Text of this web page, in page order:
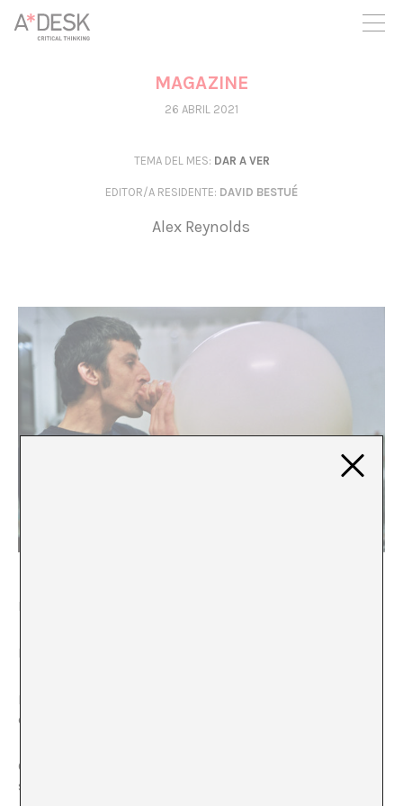
crees también en A*DESK seguimos necesitándote para poder
seguir adelante. Ahora puedes participar del proyecto y
apoyarlo.
MAGAZINE
26 ABRIL 2021
TEMA DEL MES: DAR A VER
EDITOR/A RESIDENTE: DAVID BESTUÉ
Alex Reynolds
Busca un bloque de madera maciza.
Elige uno lo levanta lo deja caer.
Elige otro lo levanta camina en círculo uno dos tres
círculos.
Con este peso sí puedo caminar, dice y lo vuelve a
soltar.